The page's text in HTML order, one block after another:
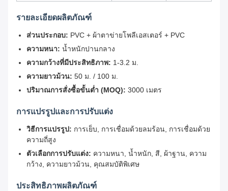
รายละเอียดผลิตภัณฑ์
ส่วนประกอบ: PVC + ผ้าตาข่ายโพลีเอสเตอร์ + PVC
ความหนา: น้ำหนักปานกลาง
ความกว้างที่มีประสิทธิภาพ: 1-3.2 ม.
ความยาวม้วน: 50 ม. / 100 ม.
ปริมาณการสั่งซื้อขั้นต่ำ (MOQ): 3000 เมตร
การแปรรูปและการปรับแต่ง
วิธีการแปรรูป: การเย็บ, การเชื่อมด้วยลมร้อน, การเชื่อมด้วย
ความถี่สูง
ตัวเลือกการปรับแต่ง: ความหนา, น้ำหนัก, สี, ผ้าฐาน, ความ
กว้าง, ความยาวม้วน, คุณสมบัติพิเศษ
ประสิทธิภาพผลิตภัณฑ์